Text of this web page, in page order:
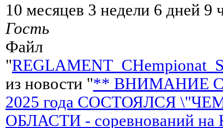
10 месяцев 3 недели 6 дней 9
Гость
Файл
"
из новости "** ВНИМАНИЕ
2025 года СОСТОЯЛСЯ
ОБЛАСТИ - соревнований